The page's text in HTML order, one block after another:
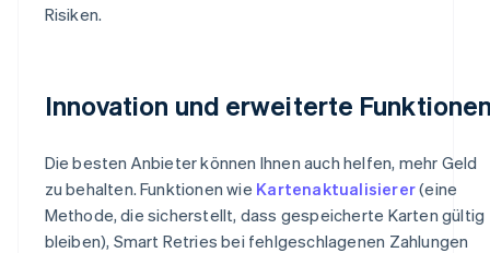
Risiken.
Innovation und erweiterte
Die besten Anbieter können Ihnen auch helfen, mehr Geld
zu behalten. Funktionen wie Kartenaktualisierer(eine
Methode, die sicherstellt, dass gespeicherte Karten gültig
bleiben), Smart Retries bei fehlgeschlagenen Zahlungen